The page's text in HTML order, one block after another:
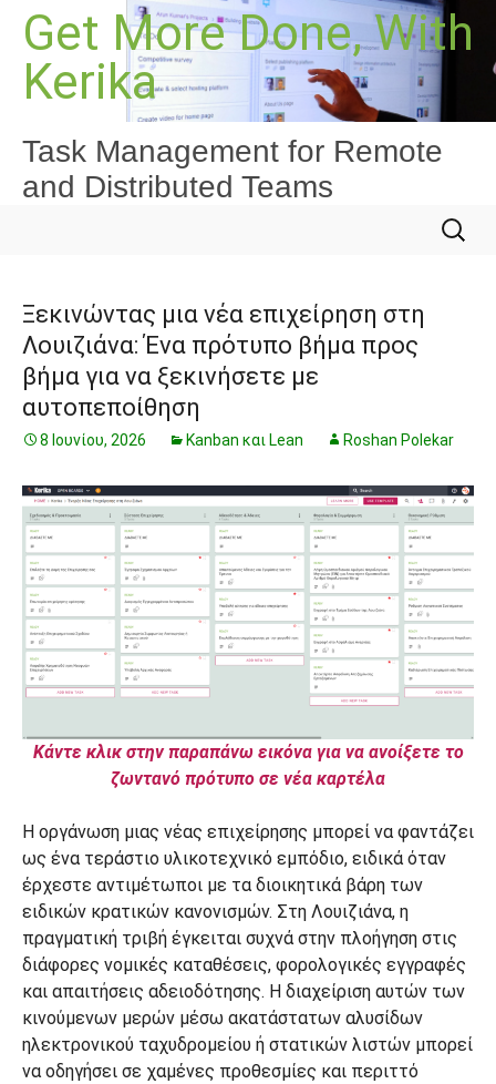
Μετάβαση
περιεχόμενο
Get More Done, With
Kerika
Task Management for Remote
and Distributed Teams
για:
Ξεκινώντας μια νέα επιχείρηση στη
Λουιζιάνα: Ένα πρότυπο βήμα προς
βήμα για να ξεκινήσετε με
αυτοπεποίθηση
8 Ιουνίου, 2026 Kanban και Lean Roshan Polekar
Κάντε κλικ στην παραπάνω εικόνα για να ανοίξετε το
ζωντανό πρότυπο σε νέα καρτέλα
Η οργάνωση μιας νέας επιχείρησης μπορεί να φαντάζει
ως ένα τεράστιο υλικοτεχνικό εμπόδιο, ειδικά όταν
έρχεστε αντιμέτωποι με τα διοικητικά βάρη των
ειδικών κρατικών κανονισμών. Στη Λουιζιάνα, η
πραγματική τριβή έγκειται συχνά στην πλοήγηση στις
διάφορες νομικές καταθέσεις, φορολογικές εγγραφές
και απαιτήσεις αδειοδότησης. Η διαχείριση αυτών των
κινούμενων μερών μέσω ακατάστατων αλυσίδων
ηλεκτρονικού ταχυδρομείου ή στατικών λιστών μπορεί
να οδηγήσει σε χαμένες προθεσμίες και περιττό